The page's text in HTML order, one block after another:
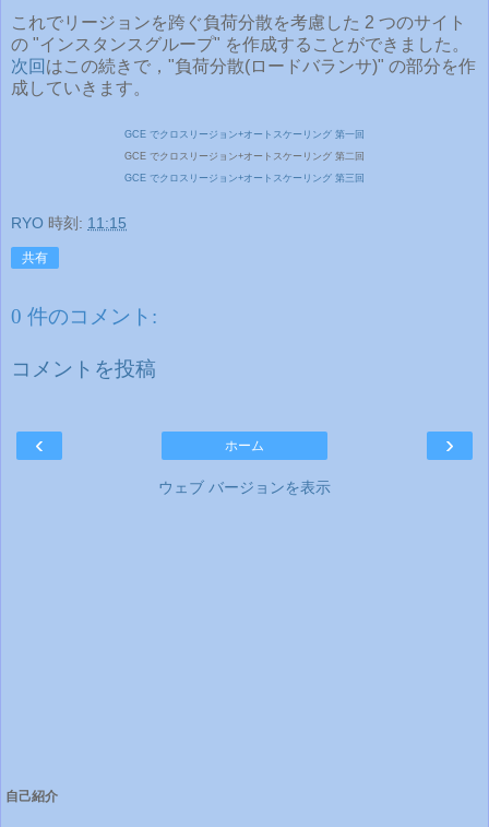
これでリージョンを跨ぐ負荷分散を考慮した 2 つのサイト
の "インスタンスグループ" を作成することができました。
次回 はこの続きで，"負荷分散(ロードバランサ)" の部分を作
成していきます。
GCE でクロスリージョン+オートスケーリング 第一回
GCE でクロスリージョン+オートスケーリング 第二回
GCE でクロスリージョン+オートスケーリング 第三回
RYO 時刻: 11:15
共有
0 件のコメント:
コメントを投稿
‹ ›
ホーム
ウェブ バージョンを表示
自己紹介